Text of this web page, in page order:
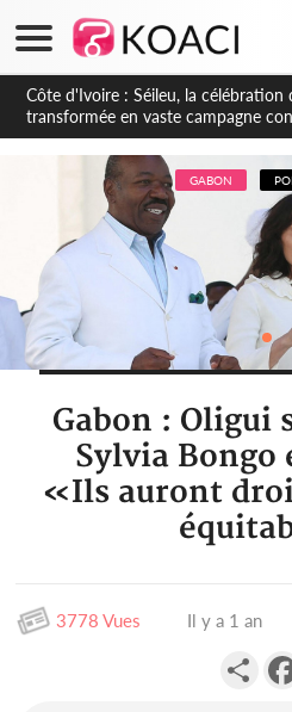
Côte d'Ivoire : Séileu, la célébration
transformée en vaste campagne
dépigmentants dangereux
GABON
Gabon : Oligui
Sylvia Bongo
«Ils auront
3778 Vues Il y a 1 an